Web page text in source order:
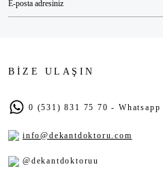
BİZE ULAŞIN
0 (531) 831 75 70 - Whatsapp
info@dekantdoktoru.com
@dekantdoktoruu